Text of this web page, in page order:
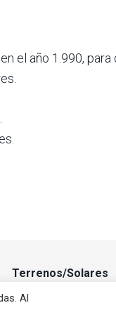
el año 1.990,
Terrenos/Solares
Al